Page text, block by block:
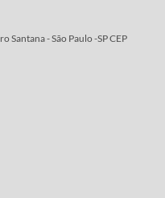
Santana - São Paulo -SP CEP